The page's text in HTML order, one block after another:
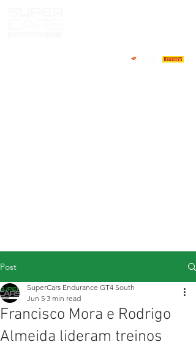
Post
Francisco Mora e Rodrigo
Almeida lideram treinos
SuperCars Endurance GT4 South
Jun 5 3 min read